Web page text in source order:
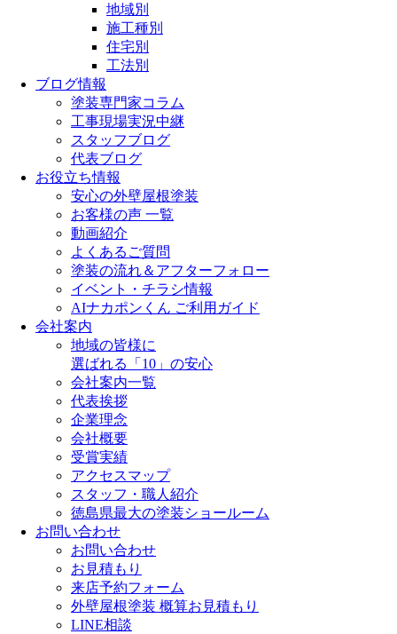
地域別
施工種別
住宅別
工法別
ブログ情報
塗装専門家コラム
工事現場実況中継
スタッフブログ
代表ブログ
お役立ち情報
安心の外壁屋根塗装
お客様の声 一覧
動画紹介
よくあるご質問
塗装の流れ＆アフターフォロー
イベント・チラシ情報
AIナカポンくん ご利用ガイド
会社案内
地域の皆様に
選ばれる「10」の安心
会社案内一覧
代表挨拶
企業理念
会社概要
受賞実績
アクセスマップ
スタッフ・職人紹介
徳島県最大の塗装ショールーム
お問い合わせ
お問い合わせ
お見積もり
来店予約フォーム
外壁屋根塗装 概算お見積もり
LINE相談